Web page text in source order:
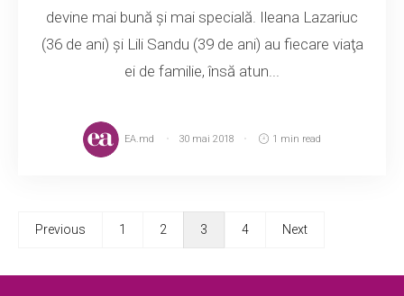
devine mai bună şi mai specială. Ileana Lazariuc
(36 de ani) şi Lili Sandu (39 de ani) au fiecare viaţa
ei de familie, însă atun...
EA.md 30 mai 2018 1 min read
Previous 1 2 3 4 Next